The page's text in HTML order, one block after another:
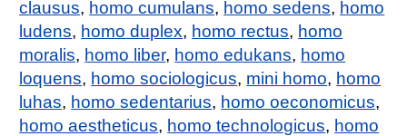
clausus, homo cumulans, homo sedens, homo
ludens, homo duplex, homo rectus, homo
moralis, homo liber, homo edukans, homo
loquens, homo sociologicus, mini homo, homo
luhas, homo sedentarius, homo oeconomicus,
homo aestheticus, homo technologicus, homo